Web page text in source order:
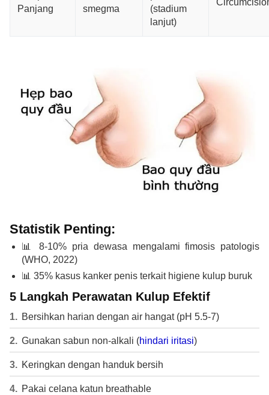
Panjang
smegma
(stadium
lanjut)
Statistik Penting:
📊 8-10% pria dewasa mengalami fimosis patologis
(WHO, 2022)
📊 35% kasus kanker penis terkait higiene kulup buruk
5 Langkah Perawatan Kulup Efektif
Bersihkan harian dengan air hangat (pH 5.5-7)
Gunakan sabun non-alkali (hindari iritasi)
Keringkan dengan handuk bersih
Pakai celana katun breathable